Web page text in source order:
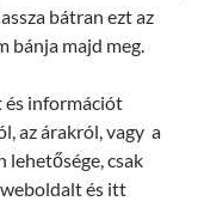
bátran ezt az
bánja majd meg.
és információt
az árakról, vagy a
lehetősége, csak
és itt